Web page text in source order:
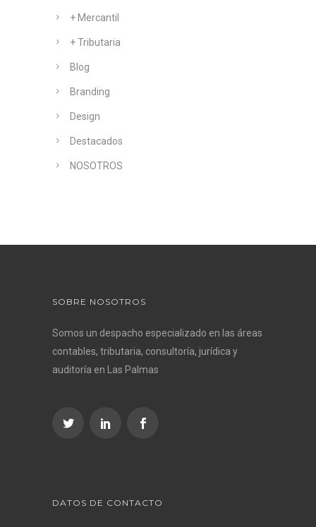
+ Mercantil
+ Tributaria
Blog
Branding
Design
Destacados
NOSOTROS
SOBRE NOSOTROS
Somos un despacho especializado en las áreas
contables, tributaria, consultoría, jurídica y
auditoría en Las Palmas
DATOS DE CONTACTO